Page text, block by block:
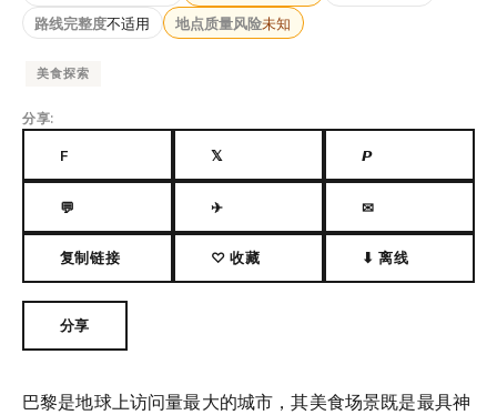
路线完整度不适用 地点质量风险未知
美食探索
分享:
F 𝕏 𝙋
💬 ✈ ✉
复制链接 ♡ 收藏 ⬇ 离线
分享
巴黎是地球上访问量最大的城市，其美食场景既是最具神